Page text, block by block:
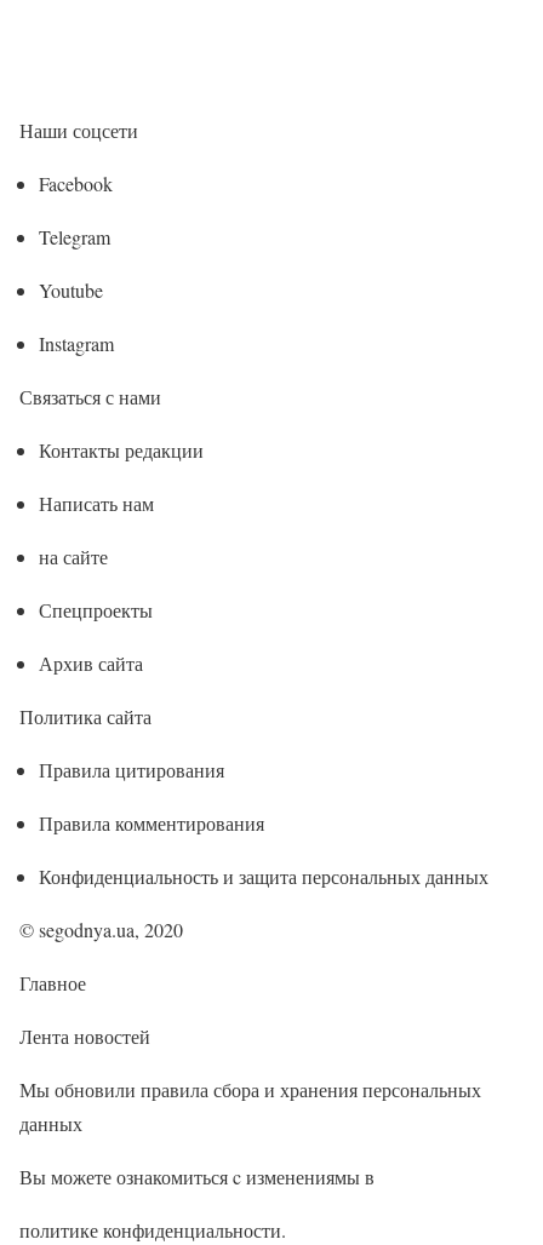
Наши соцсети
Facebook
Telegram
Youtube
Instagram
Связаться с нами
Контакты редакции
Написать нам
на сайте
Спецпроекты
Архив сайта
Политика сайта
Правила цитирования
Правила комментирования
Конфиденциальность и защита персональных данных
© segodnya.ua, 2020
Главное
Лента новостей
Мы обновили правила сбора и хранения персональных
данных
Вы можете ознакомиться c изменениямы в
политике конфиденциальности.